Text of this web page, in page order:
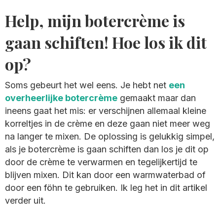
Help, mijn botercrème is
gaan schiften! Hoe los ik dit
op?
Soms gebeurt het wel eens. Je hebt net een
overheerlijke botercrème gemaakt maar dan
ineens gaat het mis: er verschijnen allemaal kleine
korreltjes in de crème en deze gaan niet meer weg
na langer te mixen. De oplossing is gelukkig simpel,
als je botercrème is gaan schiften dan los je dit op
door de crème te verwarmen en tegelijkertijd te
blijven mixen. Dit kan door een warmwaterbad of
door een föhn te gebruiken. Ik leg het in dit artikel
verder uit.